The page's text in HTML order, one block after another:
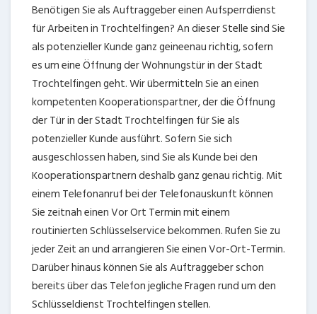
Benötigen Sie als Auftraggeber einen Aufsperrdienst
für Arbeiten in Trochtelfingen? An dieser Stelle sind Sie
als potenzieller Kunde ganz geineenau richtig, sofern
es um eine Öffnung der Wohnungstür in der Stadt
Trochtelfingen geht. Wir übermitteln Sie an einen
kompetenten Kooperationspartner, der die Öffnung
der Tür in der Stadt Trochtelfingen für Sie als
potenzieller Kunde ausführt. Sofern Sie sich
ausgeschlossen haben, sind Sie als Kunde bei den
Kooperationspartnern deshalb ganz genau richtig. Mit
einem Telefonanruf bei der Telefonauskunft können
Sie zeitnah einen Vor Ort Termin mit einem
routinierten Schlüsselservice bekommen. Rufen Sie zu
jeder Zeit an und arrangieren Sie einen Vor-Ort-Termin.
Darüber hinaus können Sie als Auftraggeber schon
bereits über das Telefon jegliche Fragen rund um den
Schlüsseldienst Trochtelfingen stellen.